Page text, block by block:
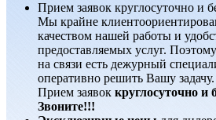
Прием заявок круглосуточно и
Мы крайне
качеством нашей работы и
предоставляемых услуг.
на связи есть дежурный
оперативно решить Вашу задачу.
Прием заявок круглосуточно и
Звоните!!!